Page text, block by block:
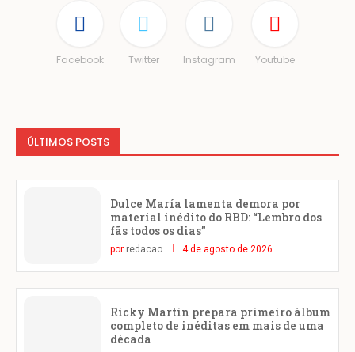
Facebook Twitter Instagram Youtube
ÚLTIMOS POSTS
Dulce María lamenta demora por
material inédito do RBD: “Lembro dos
fãs todos os dias”
por redacao 4 de agosto de 2026
Ricky Martin prepara primeiro álbum
completo de inéditas em mais de uma
década